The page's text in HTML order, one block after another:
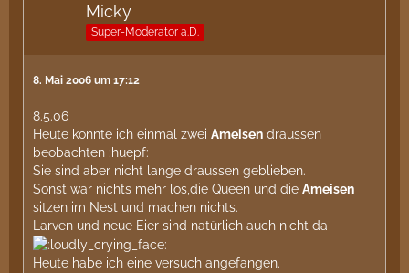
Micky
Super-Moderator a.D.
8. Mai 2006 um 17:12
8.5.06
Heute konnte ich einmal zwei Ameisen draussen
beobachten :huepf:
Sie sind aber nicht lange draussen geblieben.
Sonst war nichts mehr los,die Queen und die Ameisen
sitzen im Nest und machen nichts.
Larven und neue Eier sind natürlich auch nicht da
Heute habe ich eine versuch angefangen.